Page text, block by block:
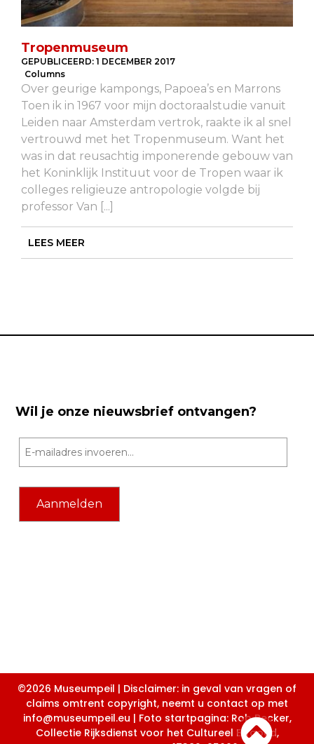
Tropenmuseum
GEPUBLICEERD: 1 DECEMBER 2017
Columns
Over geurige kampongs, Papoea’s en Marrons
Toen ik in 1967 voor mijn doctoraalstudie vanuit
Leiden naar Amsterdam vertrok, raakte ik al snel
vertrouwd met het Tropenmuseum. Want het
was in dat reusachtig imponerende gebouw van
het Koninklijk Instituut voor de Tropen waar ik
colleges religieuze antropologie volgde bij
professor Van [...]
LEES MEER
Wil je onze nieuwsbrief ontvangen?
©2026 Museumpeil | Disclaimer: in geval van vragen of
claims omtrent copyright, neemt u contact op met
info@museumpeil.eu | Foto startpagina: Rob Becker,
Collectie Rijksdienst voor het Cultureel Erfgoed,